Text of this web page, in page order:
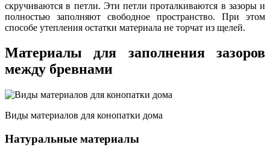
скручиваются в петли. Эти петли проталкиваются в зазоры и
полностью заполняют свободное пространство. При этом
способе утепления остатки материала не торчат из щелей.
Материалы для заполнения зазоров
между бревнами
Виды материалов для конопатки дома
Натуральные материалы